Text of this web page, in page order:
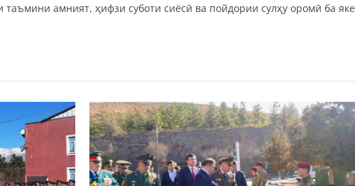
амният, ҳифзи суботи сиёсӣ ва пойдории сулҳу оромӣ ба яке